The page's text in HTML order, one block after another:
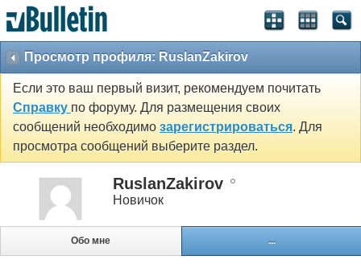
Просмотр профиля: RuslanZakirov
Если это ваш первый визит, рекомендуем почитать
Справку по форуму. Для размещения своих
сообщений необходимо зарегистрироваться. Для
просмотра сообщений выберите раздел.
RuslanZakirov
Новичок
Обо мне ...